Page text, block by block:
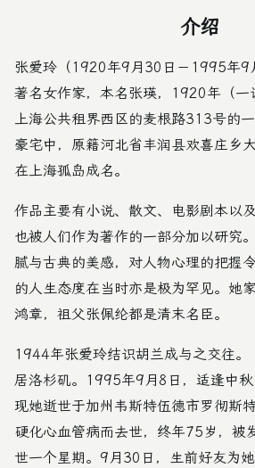
介绍
张爱玲（1920年9月30日－1995年9
著名女作家，本名张瑛，1920年（
上海公共租界西区的麦根路313号的
豪宅中，原籍河北省丰润县欢喜庄乡
在上海孤岛成名。
作品主要有小说、散文、电影剧本以
也被人们作为著作的一部分加以研究
腻与古典的美感，对人物心理的把握
的人生态度在当时亦是极为罕见。她
鸿章，祖父张佩纶都是清末名臣。
1944年张爱玲结识胡兰成与之交往
居洛杉矶。1995年9月8日，适逢中
现她逝世于加州韦斯特伍德市罗彻斯
硬化心血管病而去世，终年75岁，被
世一个星期。9月30日，生前好友为